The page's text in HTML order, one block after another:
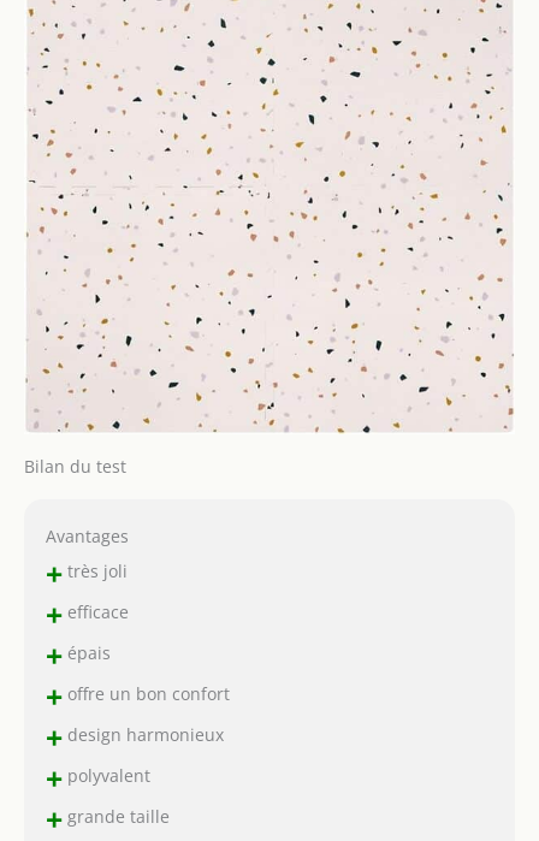
Bilan du test
Avantages
+très joli
+efficace
+épais
+offre un bon confort
+design harmonieux
+polyvalent
+grande taille